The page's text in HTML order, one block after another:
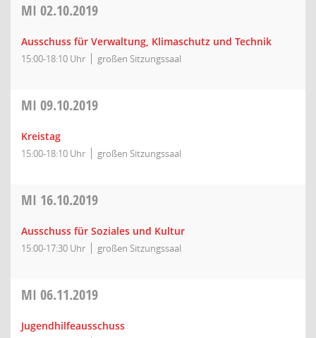
MI 02.10.2019
Ausschuss für Verwaltung, Klimaschutz und Technik
15:00-18:10 Uhr großen Sitzungssaal
MI 09.10.2019
Kreistag
15:00-18:10 Uhr großen Sitzungssaal
MI 16.10.2019
Ausschuss für Soziales und Kultur
15:00-17:30 Uhr großen Sitzungssaal
MI 06.11.2019
Jugendhilfeausschuss